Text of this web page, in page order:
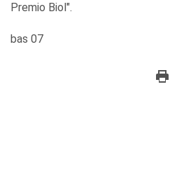
Premio Biol".
bas 07